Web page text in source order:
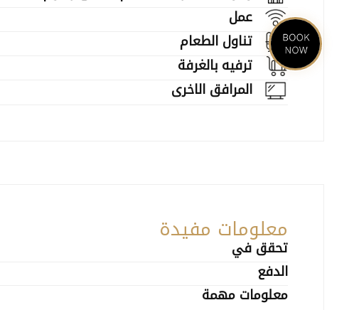
عمل
تناول الطعام
ترفيه بالغرفة
المرافق الاخرى
معلومات مفيدة
تحقق في
الدفع
معلومات مهمة